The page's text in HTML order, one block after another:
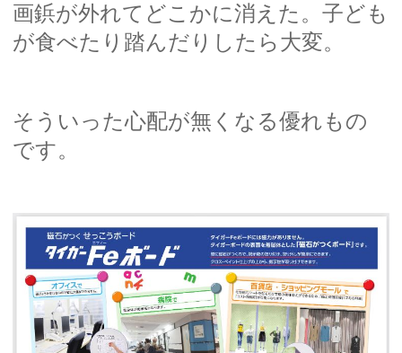
画鋲が外れてどこかに消えた。子ども
が食べたり踏んだりしたら大変。
そういった心配が無くなる優れもの
です。